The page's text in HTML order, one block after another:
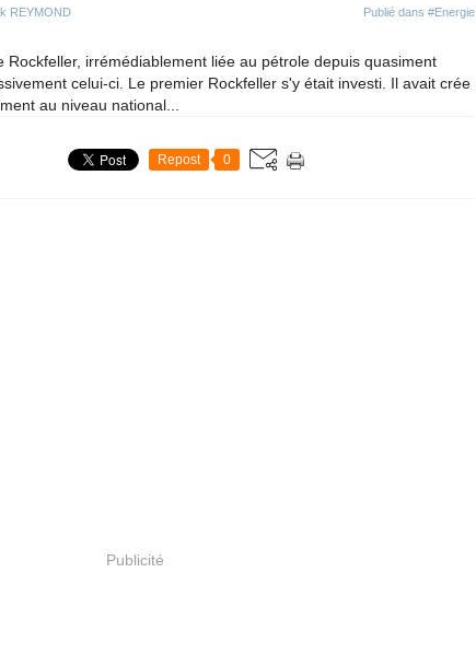
REYMOND Publié dans #Energie
Rockfeller, irrémédiablement liée au pétrole depuis quasiment
celui-ci. Le premier Rockfeller s'y était investi. Il avait crée
au niveau national...
Repost 0
Publicité